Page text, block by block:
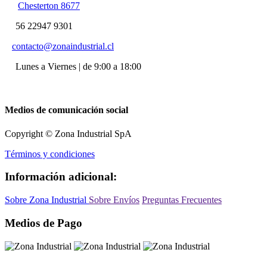
Chesterton 8677
56 22947 9301
contacto@zonaindustrial.cl
Lunes a Viernes | de 9:00 a 18:00
Medios de comunicación social
Copyright © Zona Industrial SpA
Términos y condiciones
Información adicional:
Sobre Zona Industrial Sobre Envíos Preguntas Frecuentes
Medios de Pago